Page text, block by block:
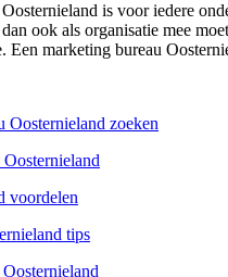
is voor iedere
ook als organisatie mee
Een marketing bureau
Oosternieland zoeken
Oosternieland
voordelen
tips